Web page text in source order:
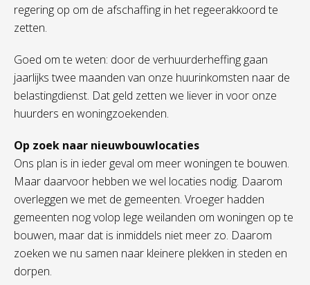
regering op om de afschaffing in het regeerakkoord te
zetten.
Goed om te weten: door de verhuurderheffing gaan
jaarlijks twee maanden van onze huurinkomsten naar de
belastingdienst. Dat geld zetten we liever in voor onze
huurders en woningzoekenden.
Op zoek naar nieuwbouwlocaties
Ons plan is in ieder geval om meer woningen te bouwen.
Maar daarvoor hebben we wel locaties nodig. Daarom
overleggen we met de gemeenten. Vroeger hadden
gemeenten nog volop lege weilanden om woningen op te
bouwen, maar dat is inmiddels niet meer zo. Daarom
zoeken we nu samen naar kleinere plekken in steden en
dorpen.